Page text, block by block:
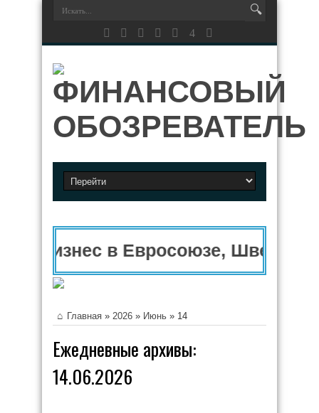
Бизнес в Евросоюзе,
Главная » 2026 » Июнь » 14
Ежедневные архивы:
14.06.2026